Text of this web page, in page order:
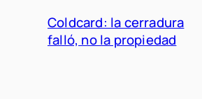
Coldcard: la cerradura
falló, no la propiedad